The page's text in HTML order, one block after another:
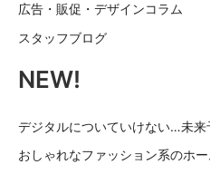
広告・販促・デザインコラム
スタッフブログ
NEW!
デジタルについていけない…未来
おしゃれなファッション系のホ